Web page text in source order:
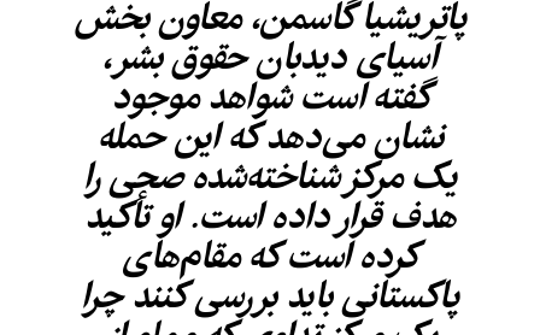
پاتریشیا گاسمن، معاون بخش
آسیای دیدبان حقوق بشر،
گفته است شواهد موجود
نشان می‌دهد که این حمله
یک مرکز شناخته‌شده صحی را
هدف قرار داده است. او تأکید
کرده است که مقام‌های
پاکستانی باید بررسی کنند چرا